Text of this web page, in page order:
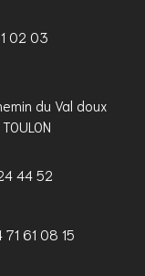
02 03
du Val doux
44 52
71 61 08 15